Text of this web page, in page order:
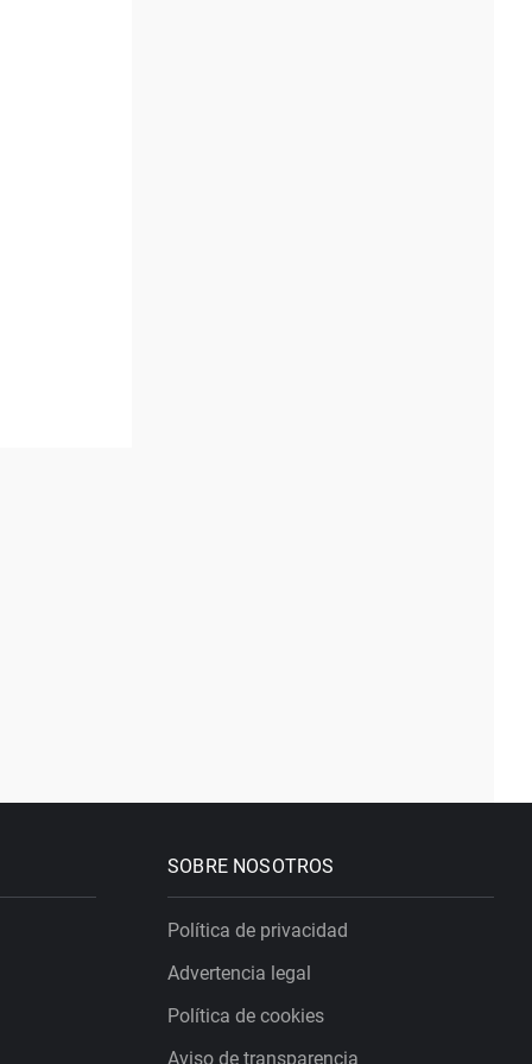
SOBRE NOSOTROS
Política de privacidad
Advertencia legal
Política de cookies
Aviso de transparencia